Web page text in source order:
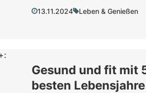
13.11.2024 Leben & Genießen
Gesund und fit mit
besten Lebensjahre